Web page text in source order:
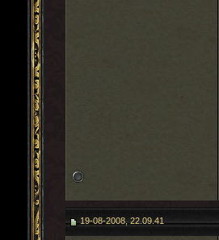
19-08-2008, 22.09.41